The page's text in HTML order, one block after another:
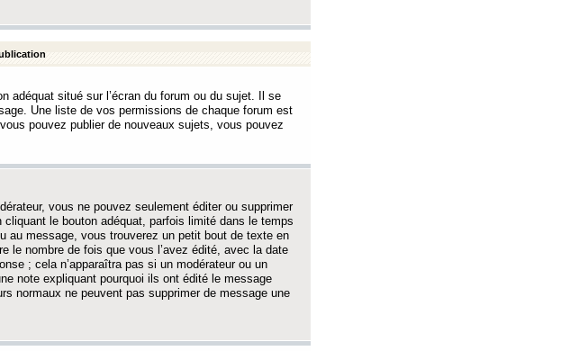
adéquat situé sur l’écran du forum ou du sujet. Il se
Une liste de vos permissions de chaque forum est
pouvez publier de nouveaux sujets, vous pouvez
vous ne pouvez seulement éditer ou supprimer
le bouton adéquat, parfois limité dans le temps
au message, vous trouverez un petit bout de texte en
le nombre de fois que vous l’avez édité, avec la date
; cela n’apparaîtra pas si un modérateur ou un
note expliquant pourquoi ils ont édité le message
normaux ne peuvent pas supprimer de message une